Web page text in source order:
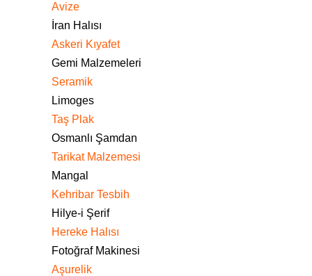
Avize
İran Halısı
Askeri Kıyafet
Gemi Malzemeleri
Seramik
Limoges
Taş Plak
Osmanlı Şamdan
Tarikat Malzemesi
Mangal
Kehribar Tesbih
Hilye-i Şerif
Hereke Halısı
Fotoğraf Makinesi
Aşurelik